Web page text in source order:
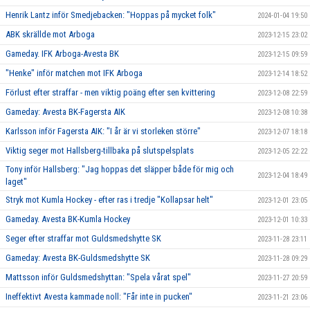
Henrik Lantz inför Smedjebacken: "Hoppas på mycket folk" 2024-01-04 19:50
ABK skrällde mot Arboga 2023-12-15 23:02
Gameday. IFK Arboga-Avesta BK 2023-12-15 09:59
"Henke" inför matchen mot IFK Arboga 2023-12-14 18:52
Förlust efter straffar - men viktig poäng efter sen kvittering 2023-12-08 22:59
Gameday: Avesta BK-Fagersta AIK 2023-12-08 10:38
Karlsson inför Fagersta AIK: "I år är vi storleken större" 2023-12-07 18:18
Viktig seger mot Hallsberg-tillbaka på slutspelsplats 2023-12-05 22:22
Tony inför Hallsberg: "Jag hoppas det släpper både för mig och
laget"
2023-12-04 18:49
Stryk mot Kumla Hockey - efter ras i tredje "Kollapsar helt" 2023-12-01 23:05
Gameday. Avesta BK-Kumla Hockey 2023-12-01 10:33
Seger efter straffar mot Guldsmedshytte SK 2023-11-28 23:11
Gameday: Avesta BK-Guldsmedshytte SK 2023-11-28 09:29
Mattsson inför Guldsmedshyttan: "Spela vårat spel" 2023-11-27 20:59
Ineffektivt Avesta kammade noll: "Får inte in pucken" 2023-11-21 23:06